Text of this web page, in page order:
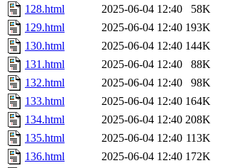
128.html
2025-06-04 12:40
58K
129.html
2025-06-04 12:40 193K
130.html
2025-06-04 12:40 144K
131.html
2025-06-04 12:40
88K
132.html
2025-06-04 12:40
98K
133.html
2025-06-04 12:40 164K
134.html
2025-06-04 12:40 208K
135.html
2025-06-04 12:40 113K
136.html
2025-06-04 12:40 172K